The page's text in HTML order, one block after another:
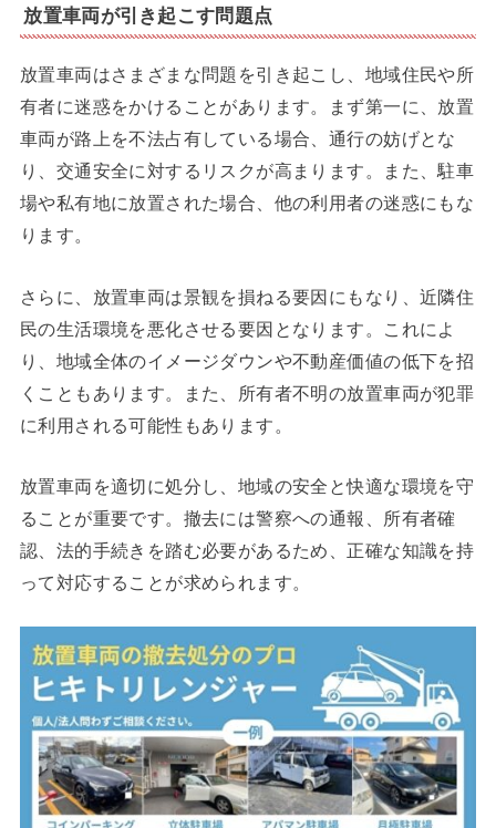
放置車両が引き起こす問題点
放置車両はさまざまな問題を引き起こし、地域住民や所
有者に迷惑をかけることがあります。まず第一に、放置
車両が路上を不法占有している場合、通行の妨げとな
り、交通安全に対するリスクが高まります。また、駐車
場や私有地に放置された場合、他の利用者の迷惑にもな
ります。
さらに、放置車両は景観を損ねる要因にもなり、近隣住
民の生活環境を悪化させる要因となります。これによ
り、地域全体のイメージダウンや不動産価値の低下を招
くこともあります。また、所有者不明の放置車両が犯罪
に利用される可能性もあります。
放置車両を適切に処分し、地域の安全と快適な環境を守
ることが重要です。撤去には警察への通報、所有者確
認、法的手続きを踏む必要があるため、正確な知識を持
って対応することが求められます。